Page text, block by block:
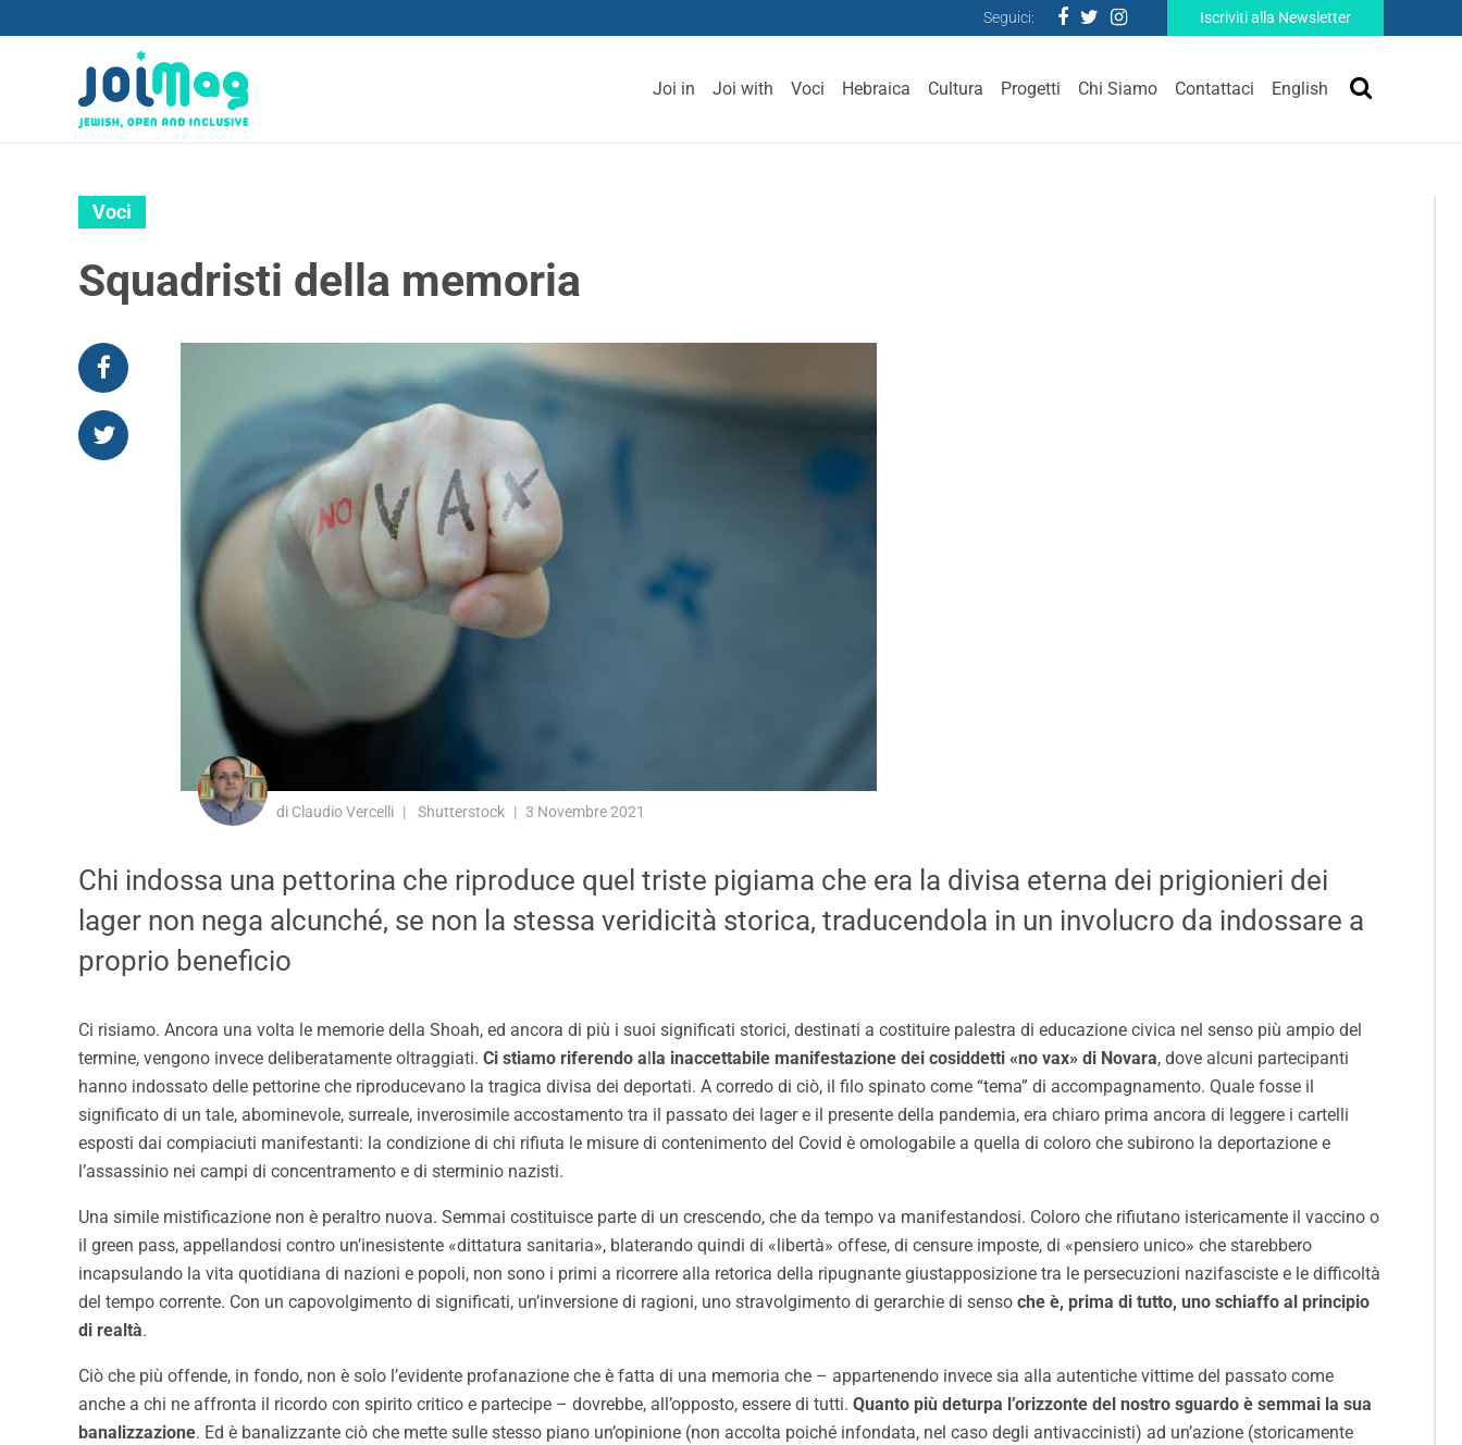
Seguici: Iscriviti alla Newsletter
Joi in Joi with Voci Hebraica Cultura Progetti Chi Siamo Contattaci English
Voci
Squadristi della memoria
di Claudio Vercelli Shutterstock 3 Novembre 2021
Chi indossa una pettorina che riproduce quel triste pigiama che era la divisa eterna dei prigionieri dei
lager non nega alcunché, se non la stessa veridicità storica, traducendola in un involucro da indossare a
proprio beneficio
Ci risiamo. Ancora una volta le memorie della Shoah, ed ancora di più i suoi significati storici, destinati a costituire palestra di educazione civica nel senso più ampio del
termine, vengono invece deliberatamente oltraggiati. Ci stiamo riferendo alla inaccettabile manifestazione dei cosiddetti «no vax» di Novara, dove alcuni partecipanti
hanno indossato delle pettorine che riproducevano la tragica divisa dei deportati. A corredo di ciò, il filo spinato come “tema” di accompagnamento. Quale fosse il
significato di un tale, abominevole, surreale, inverosimile accostamento tra il passato dei lager e il presente della pandemia, era chiaro prima ancora di leggere i cartelli
esposti dai compiaciuti manifestanti: la condizione di chi rifiuta le misure di contenimento del Covid è omologabile a quella di coloro che subirono la deportazione e
l’assassinio nei campi di concentramento e di sterminio nazisti.
Una simile mistificazione non è peraltro nuova. Semmai costituisce parte di un crescendo, che da tempo va manifestandosi. Coloro che rifiutano istericamente il vaccino o
il green pass, appellandosi contro un’inesistente «dittatura sanitaria», blaterando quindi di «libertà» offese, di censure imposte, di «pensiero unico» che starebbero
incapsulando la vita quotidiana di nazioni e popoli, non sono i primi a ricorrere alla retorica della ripugnante giustapposizione tra le persecuzioni nazifasciste e le difficoltà
del tempo corrente. Con un capovolgimento di significati, un’inversione di ragioni, uno stravolgimento di gerarchie di senso che è, prima di tutto, uno schiaffo al principio
di realtà.
Ciò che più offende, in fondo, non è solo l’evidente profanazione che è fatta di una memoria che – appartenendo invece sia alla autentiche vittime del passato come
anche a chi ne affronta il ricordo con spirito critico e partecipe – dovrebbe, all’opposto, essere di tutti. Quanto più deturpa l’orizzonte del nostro sguardo è semmai la sua
banalizzazione. Ed è banalizzante ciò che mette sulle stesso piano un’opinione (non accolta poiché infondata, nel caso degli antivaccinisti) ad un’azione (storicamente